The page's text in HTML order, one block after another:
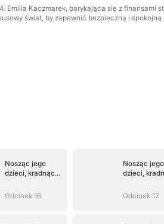
Emilia Kaczmarek, borykająca się z finansami
świat, by zapewnić bezpieczną i spokojną
Nosząc jego
dzieci, kradnąc
Odcinek 16
Nosząc jego
dzieci,
Odcinek 17